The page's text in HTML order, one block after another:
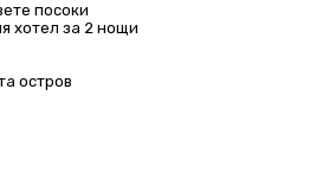
посоки
хотел за 2 нощи
остров